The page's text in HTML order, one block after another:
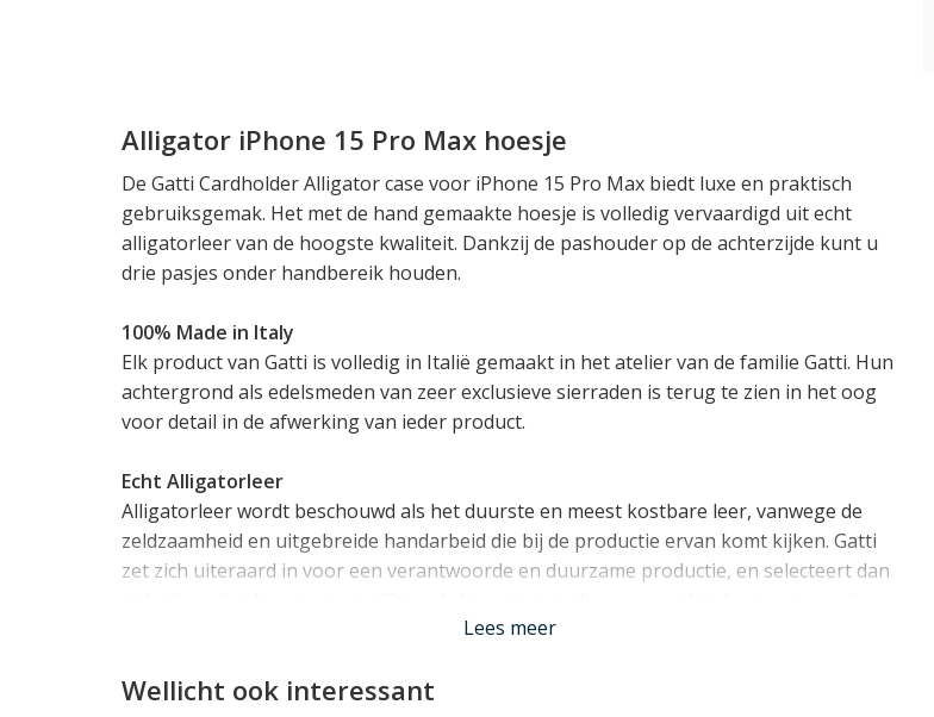
Alligator iPhone 15 Pro Max hoesje
De Gatti Cardholder Alligator case voor iPhone 15 Pro Max biedt luxe en praktisch
gebruiksgemak. Het met de hand gemaakte hoesje is volledig vervaardigd uit echt
alligatorleer van de hoogste kwaliteit. Dankzij de pashouder op de achterzijde kunt u
drie pasjes onder handbereik houden.
100% Made in Italy
Elk product van Gatti is volledig in Italië gemaakt in het atelier van de familie Gatti. Hun
achtergrond als edelsmeden van zeer exclusieve sierraden is terug te zien in het oog
voor detail in de afwerking van ieder product.
Echt Alligatorleer
Alligatorleer wordt beschouwd als het duurste en meest kostbare leer, vanwege de
zeldzaamheid en uitgebreide handarbeid die bij de productie ervan komt kijken. Gatti
zet zich uiteraard in voor een verantwoorde en duurzame productie, en selecteert dan
Elke met alligatorleer beklede iPhone case komt met een CITES certificaat. Gatti
Alligator.
Lees meer
Wellicht ook interessant